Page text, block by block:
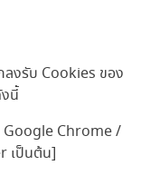
งรับ Cookies ของ
นี้
Google Chrome /
เป็นต้น]